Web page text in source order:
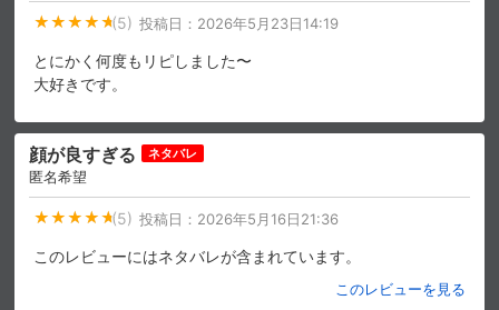
(5) 投稿日： 2026年5月23日14:19
とにかく何度もリピしました〜
大好きです。
顔が良すぎる ネタバレ
匿名希望
(5) 投稿日： 2026年5月16日21:36
このレビューにはネタバレが含まれています。
このレビューを見る